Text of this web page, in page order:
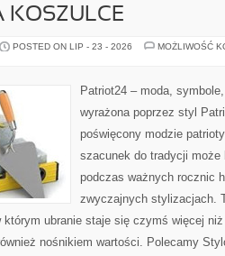
KOSZULCE
POSTED ON LIP - 23 - 2026
MOŻLIWOŚĆ
Patriot24 – moda,
wyrażona poprzez styl
poświęcony modzie
szacunek do tradycji
podczas ważnych rocznic
zwyczajnych stylizacjach.
którym ubranie staje się czymś więcej
nośnikiem wartości. Polecamy